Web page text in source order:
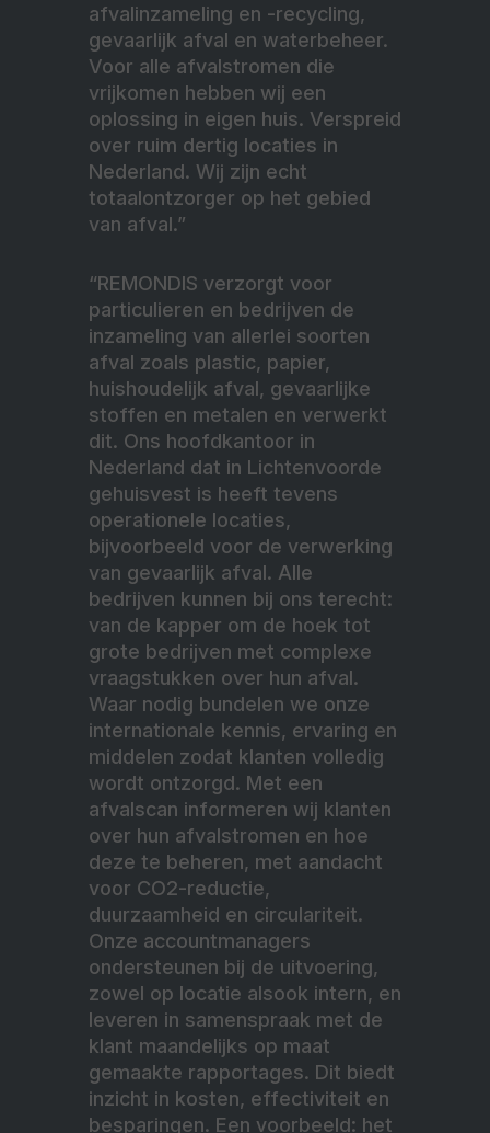
afvalinzameling en -recycling,
gevaarlijk afval en waterbeheer.
Voor alle afvalstromen die
vrijkomen hebben wij een
oplossing in eigen huis. Verspreid
over ruim dertig locaties in
Nederland. Wij zijn echt
totaalontzorger op het gebied
van afval.”
“REMONDIS verzorgt voor
particulieren en bedrijven de
inzameling van allerlei soorten
afval zoals plastic, papier,
huishoudelijk afval, gevaarlijke
stoffen en metalen en verwerkt
dit. Ons hoofdkantoor in
Nederland dat in Lichtenvoorde
gehuisvest is heeft tevens
operationele locaties,
bijvoorbeeld voor de verwerking
van gevaarlijk afval. Alle
bedrijven kunnen bij ons terecht:
van de kapper om de hoek tot
grote bedrijven met complexe
vraagstukken over hun afval.
Waar nodig bundelen we onze
internationale kennis, ervaring en
middelen zodat klanten volledig
wordt ontzorgd. Met een
afvalscan informeren wij klanten
over hun afvalstromen en hoe
deze te beheren, met aandacht
voor CO2-reductie,
duurzaamheid en circulariteit.
Onze accountmanagers
ondersteunen bij de uitvoering,
zowel op locatie alsook intern, en
leveren in samenspraak met de
klant maandelijks op maat
gemaakte rapportages. Dit biedt
inzicht in kosten, effectiviteit en
besparingen. Een voorbeeld: het